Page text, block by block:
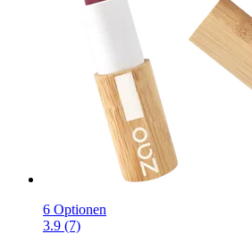
6 Optionen
3.9 (7)